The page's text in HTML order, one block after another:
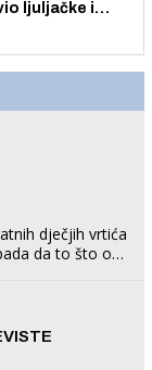
ljuljačke i
dječjih vrtića
da to što oni